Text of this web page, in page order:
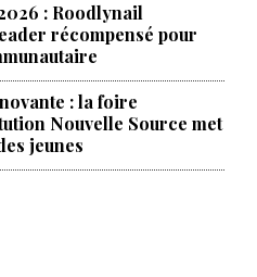
: Roodlynail
récompensé pour
: la foire
Nouvelle Source met
jeunes
pour
: BRH lance la